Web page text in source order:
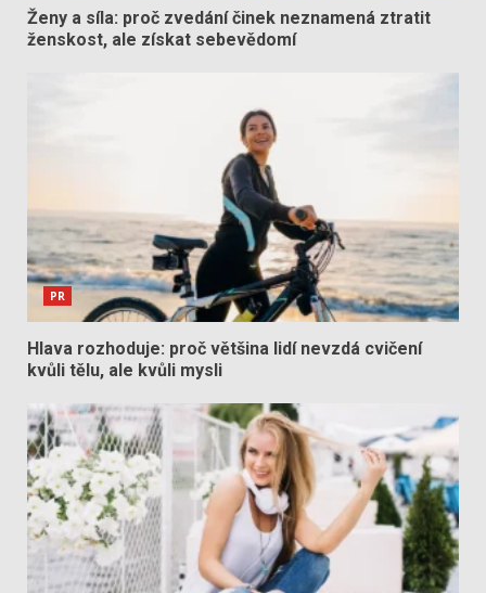
Ženy a síla: proč zvedání činek neznamená ztratit
ženskost, ale získat sebevědomí
PR
Hlava rozhoduje: proč většina lidí nevzdá cvičení
kvůli tělu, ale kvůli mysli